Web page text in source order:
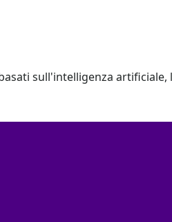
sull'intelligenza artificiale,